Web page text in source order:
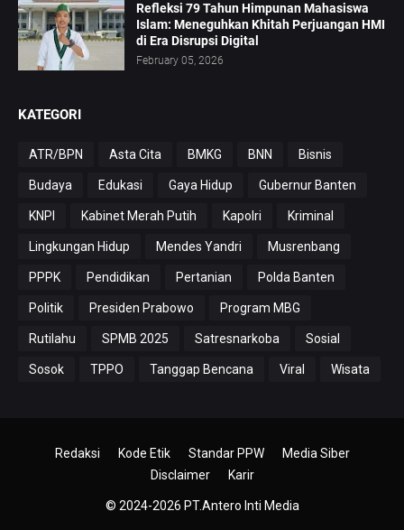
Refleksi 79 Tahun Himpunan Mahasiswa
Islam: Meneguhkan Khitah Perjuangan HMI
di Era Disrupsi Digital
February 05, 2026
KATEGORI
ATR/BPN Asta Cita BMKG BNN Bisnis
Budaya Edukasi Gaya Hidup Gubernur Banten
KNPI Kabinet Merah Putih Kapolri Kriminal
Lingkungan Hidup Mendes Yandri Musrenbang
PPPK Pendidikan Pertanian Polda Banten
Politik Presiden Prabowo Program MBG
Rutilahu SPMB 2025 Satresnarkoba Sosial
Sosok TPPO Tanggap Bencana Viral Wisata
© 2024-2026 PT.Antero Inti Media
Redaksi Kode Etik Standar PPW
Media Siber
Disclaimer
Karir